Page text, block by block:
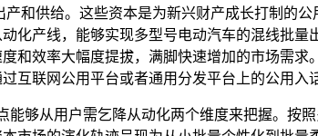
和供给。这些资本是为新兴财产成长打制的
化产线，能够实现多型号电动汽车的混线批
效率大幅度提拔，满脚快速增加的市场需求
联网公用平台或者通用分发平台上的公用入
从用户需乞降从动化两个维度来把握。按